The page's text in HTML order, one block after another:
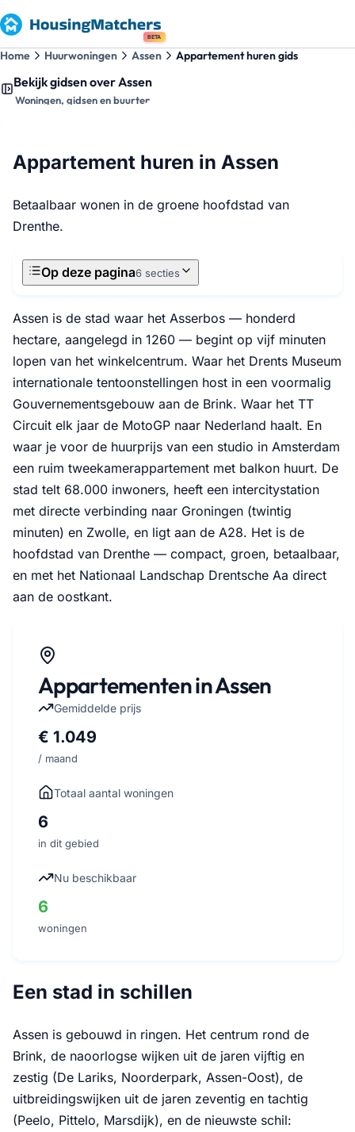
BETA
Home Huurwoningen Assen Appartement huren gids
Bekijk gidsen over Assen
Woningen, gidsen en buurten
Appartement huren in Assen
Betaalbaar wonen in de groene hoofdstad van
Drenthe.
Op deze pagina6 secties
Assen is de stad waar het Asserbos — honderd
hectare, aangelegd in 1260 — begint op vijf minuten
lopen van het winkelcentrum. Waar het Drents Museum
internationale tentoonstellingen host in een voormalig
Gouvernementsgebouw aan de Brink. Waar het TT
Circuit elk jaar de MotoGP naar Nederland haalt. En
waar je voor de huurprijs van een studio in Amsterdam
een ruim tweekamerappartement met balkon huurt. De
stad telt 68.000 inwoners, heeft een intercitystation
met directe verbinding naar Groningen (twintig
minuten) en Zwolle, en ligt aan de A28. Het is de
hoofdstad van Drenthe — compact, groen, betaalbaar,
en met het Nationaal Landschap Drentsche Aa direct
aan de oostkant.
Appartementen in Assen
Gemiddelde prijs
€ 1.049
/ maand
Totaal aantal woningen
6
in dit gebied
Nu beschikbaar
6
woningen
Een stad in schillen
Assen is gebouwd in ringen. Het centrum rond de
Brink, de naoorlogse wijken uit de jaren vijftig en
zestig (De Lariks, Noorderpark, Assen-Oost), de
uitbreidingswijken uit de jaren zeventig en tachtig
(Peelo, Pittelo, Marsdijk), en de nieuwste schil: